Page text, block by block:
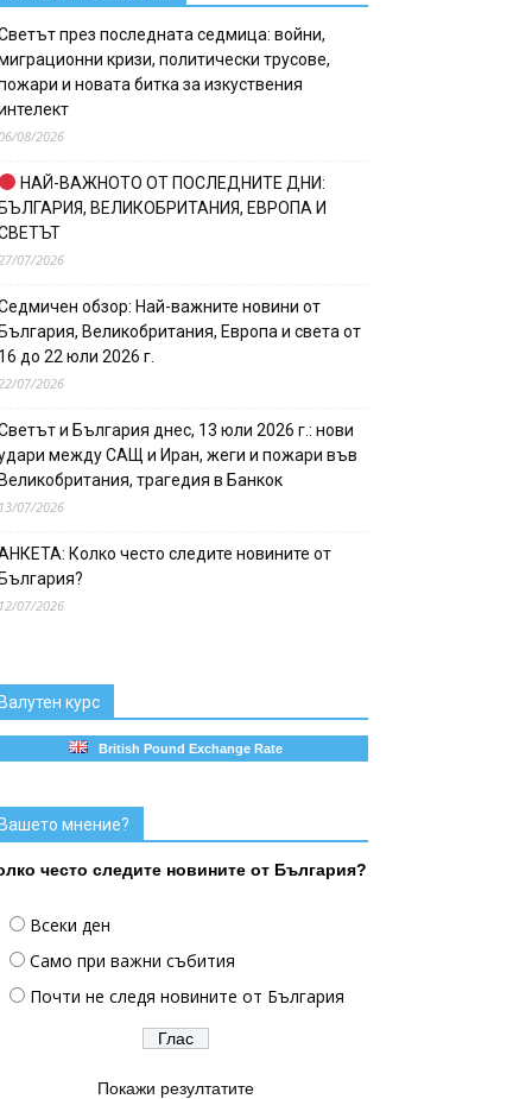
през последната седмица: войни,
кризи, политически трусове,
и новата битка за изкуствения
08/2026
НАЙ-ВАЖНОТО ОТ ПОСЛЕДНИТЕ ДНИ:
ВЕЛИКОБРИТАНИЯ, ЕВРОПА И
07/2026
обзор: Най-важните новини от
Великобритания, Европа и света от
до 22 юли 2026 г.
07/2026
и България днес, 13 юли 2026 г.: нови
между САЩ и Иран, жеги и пожари във
трагедия в Банкок
07/2026
Колко често следите новините от
07/2026
курс
British Pound Exchange Rate
мнение?
често следите новините от България?
Всеки ден
Само при важни събития
Почти не следя новините от България
Покажи резултатите